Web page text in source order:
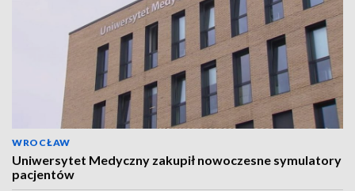
WROCŁAW
Uniwersytet Medyczny zakupił nowoczesne symulatory
pacjentów